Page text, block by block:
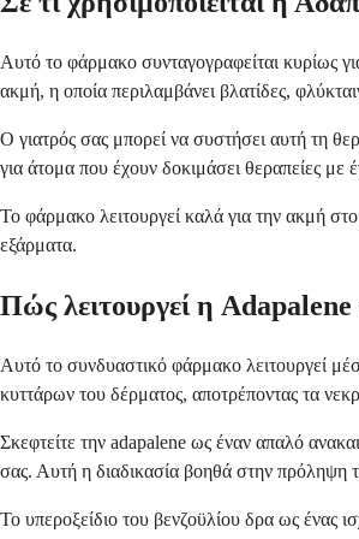
Αυτό το φάρμακο συνταγογραφείται κυρίως
ακμή, η οποία περιλαμβάνει βλατίδες,
Ο γιατρός σας μπορεί να συστήσει αυτή τη
για άτομα που έχουν δοκιμάσει θεραπείες
Το φάρμακο λειτουργεί καλά για την ακμή
εξάρματα.
Πώς λειτουργεί η Adapalene
Αυτό το συνδυαστικό φάρμακο λειτουργεί
κυττάρων του δέρματος, αποτρέποντας τα
Σκεφτείτε την adapalene ως έναν απαλό
σας. Αυτή η διαδικασία βοηθά στην
Το υπεροξείδιο του βενζοϋλίου δρα ως ένας